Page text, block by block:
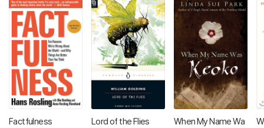
Factfulness Lord of the Flies
When My Name Wa